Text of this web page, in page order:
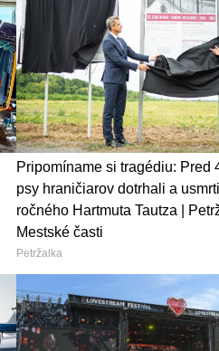
Pripomíname si tragédiu: Pred
psy hraničiarov dotrhali a
ročného Hartmuta Tautza |
Mestské časti
Petržalka